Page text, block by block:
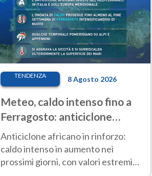
TENDENZA 8 Agosto 2026
Meteo, caldo intenso fino a
Ferragosto: anticiclone
africano ancora
protagonista
Anticiclone africano in rinforzo:
caldo intenso in aumento nei
prossimi giorni, con valori estremi